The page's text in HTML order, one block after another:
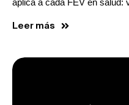
aplica a cada FEV en
Leer más